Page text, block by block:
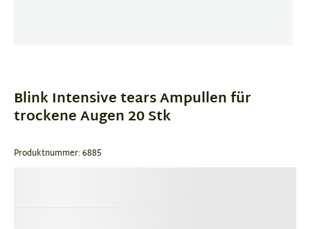
of
1
Blink Intensive tears Ampullen für
trockene Augen 20 Stk
Produktnummer: 6885